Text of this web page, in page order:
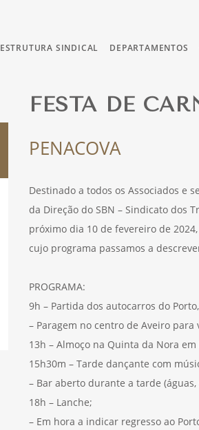
ESTRUTURA SINDICAL DEPARTAMENTOS
FESTA DE
PENACOVA
Destinado a todos os Associados e
da Direção do SBN – Sindicato dos
próximo dia 10 de fevereiro de
cujo programa passamos a
PROGRAMA:
9h – Partida dos autocarros do
– Paragem no centro de Aveiro para
13h – Almoço na Quinta da Nora
15h30m – Tarde dançante com
– Bar aberto durante a tarde
18h – Lanche;
– Em hora a indicar regresso ao